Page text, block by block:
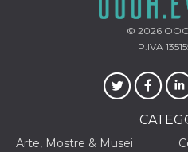
© 2026
P.IVA
Arte, Mostre & Musei